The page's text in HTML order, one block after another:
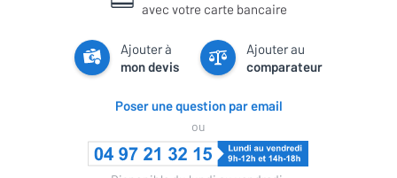
avec votre carte bancaire
Ajouter à
mon devis
Ajouter au
comparateur
Poser une question par email
ou